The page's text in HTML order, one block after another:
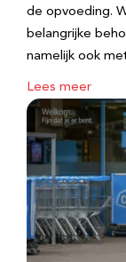
de opvoeding.
belangrijke
namelijk ook
Lees meer